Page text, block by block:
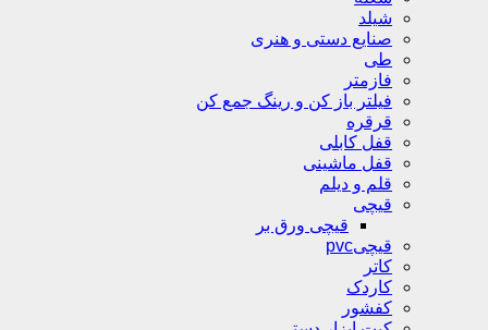
شیلد
صنایع دستی و هنری
طی
فازمتر
فیلتر باز کن و رینگ جمع کن
قرقره
قفل کابلی
قفل ماشینی
قلم و دیلم
قیچی
قیچی ورق بر
قیچیpvc
کاتر
کاردک
کفشور